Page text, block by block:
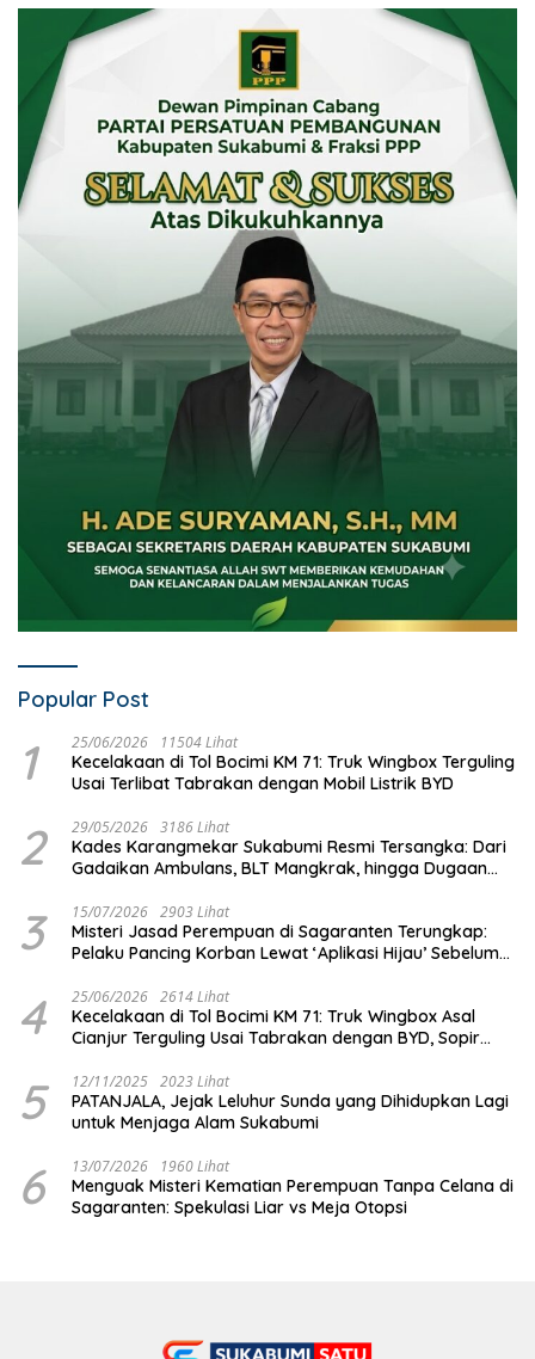
Popular Post
1 25/06/2026 11504 Lihat
Kecelakaan di Tol Bocimi KM 71: Truk Wingbox Terguling
Usai Terlibat Tabrakan dengan Mobil Listrik BYD
2 29/05/2026 3186 Lihat
Kades Karangmekar Sukabumi Resmi Tersangka: Dari
Gadaikan Ambulans, BLT Mangkrak, hingga Dugaan
3 15/07/2026 2903 Lihat
Misteri Jasad Perempuan di Sagaranten Terungkap:
Pelaku Pancing Korban Lewat ‘Aplikasi Hijau’ Sebelum
4 25/06/2026 2614 Lihat
Kecelakaan di Tol Bocimi KM 71: Truk Wingbox Asal
Cianjur Terguling Usai Tabrakan dengan BYD, Sopir
5 12/11/2025 2023 Lihat
PATANJALA, Jejak Leluhur Sunda yang Dihidupkan Lagi
untuk Menjaga Alam Sukabumi
6 13/07/2026 1960 Lihat
Menguak Misteri Kematian Perempuan Tanpa Celana di
Sagaranten: Spekulasi Liar vs Meja Otopsi